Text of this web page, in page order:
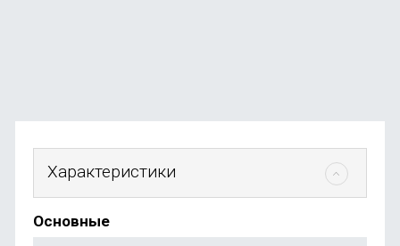
Характеристики
Основные